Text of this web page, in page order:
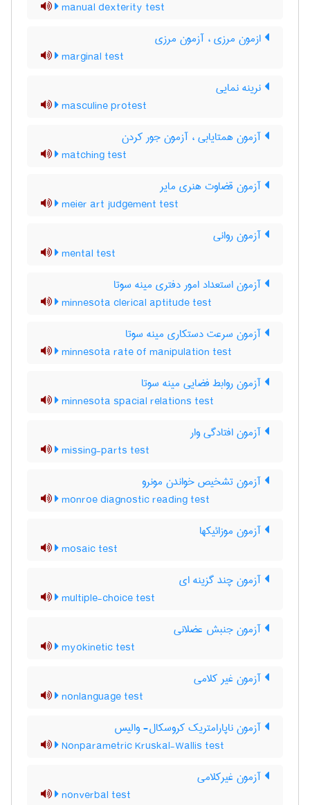
manual dexterity test
ازمون مرزی ، آزمون مرزی
marginal test
نرینه نمایی
masculine protest
آزمون همتایابی ، آزمون جور کردن
matching test
آزمون قضاوت هنری مایر
meier art judgement test
آزمون روانی
mental test
آزمون استعداد امور دفتری مینه سوتا
minnesota clerical aptitude test
آزمون سرعت دستکاری مینه سوتا
minnesota rate of manipulation test
آزمون روابط فضایی مینه سوتا
minnesota spacial relations test
آزمون افتادگی وار
missing-parts test
آزمون تشخیص خواندن مونرو
monroe diagnostic reading test
آزمون موزائیکها
mosaic test
آزمون چند گزینه ای
multiple-choice test
آزمون جنبش عضلانی
myokinetic test
آزمون غیر کلامی
nonlanguage test
آزمون ناپارامتریک کروسکال- والیس
Nonparametric Kruskal-Wallis test
آزمون غیرکلامی
nonverbal test